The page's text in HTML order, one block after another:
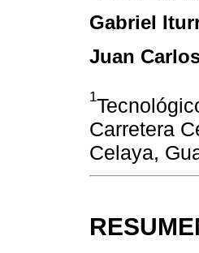
Gabriel
Juan
1
Carretera
Celaya,